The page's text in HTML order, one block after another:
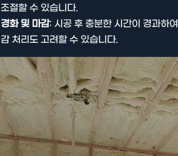
조절할 수 있습니다.
경화 및 마감: 시공 후 충분한 시간이 경과하
감 처리도 고려할 수 있습니다.